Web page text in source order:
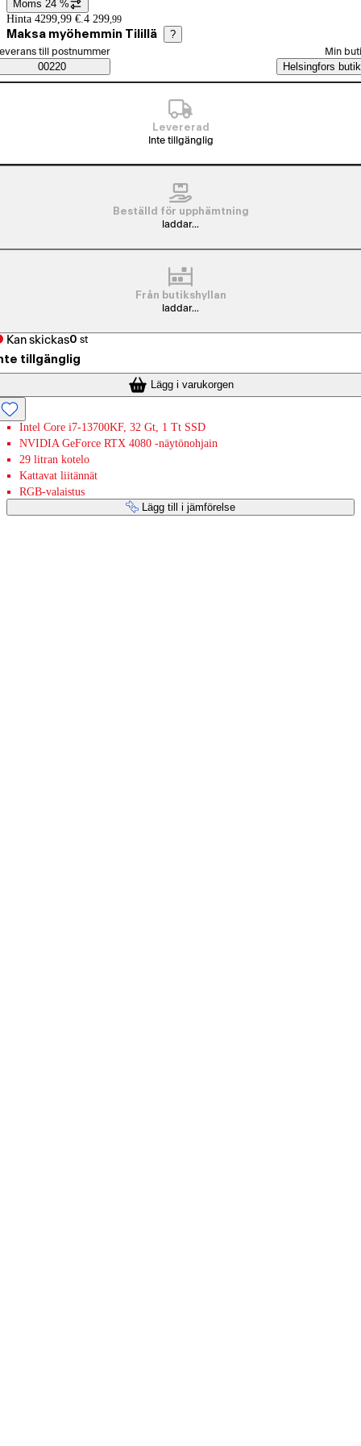
Prisinformation
Moms 24 %
Hinta 4299,99 €. 4 299,99
Maksa myöhemmin Tilillä ?
Saatavuustiedot
beställningssätt
till postnummer
00220
Min
Helsingfors butik
Levererad
Inte tillgänglig
Beställd för upphämtning
laddar...
Från butikshyllan
laddar...
Kan skickas0 st
tillgänglig
Lägg i varukorgen
Intel Core i7-13700KF, 32 Gt, 1 Tt SSD
NVIDIA GeForce RTX 4080 -näytönohjain
29 litran kotelo
Kattavat liitännät
RGB-valaistus
Lägg till i jämförelse